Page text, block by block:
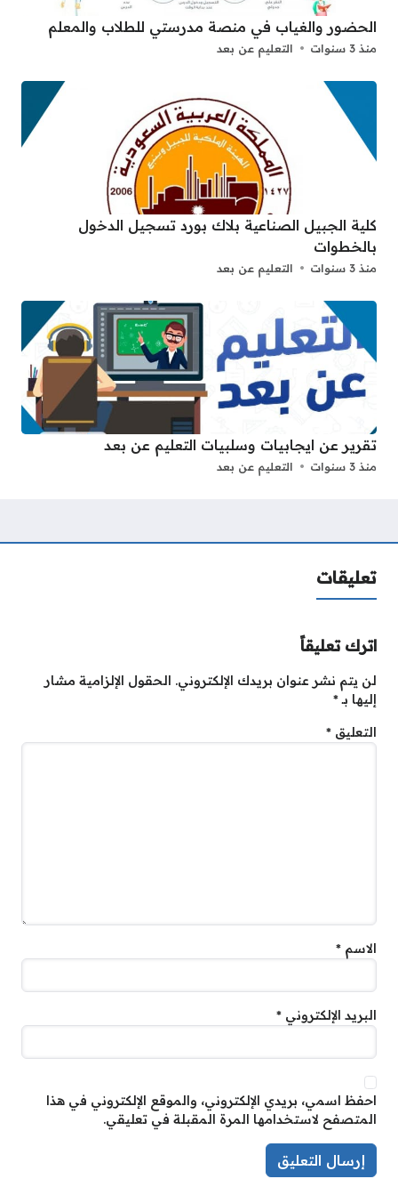
الحضور والغياب في منصة مدرستي للطلاب والمعلم
منذ 3 سنوات التعليم عن بعد
كلية الجبيل الصناعية بلاك بورد تسجيل الدخول
بالخطوات
منذ 3 سنوات التعليم عن بعد
تقرير عن ايجابيات وسلبيات التعليم عن بعد
منذ 3 سنوات التعليم عن بعد
تعليقات
اترك تعليقاً
لن يتم نشر عنوان بريدك الإلكتروني. الحقول الإلزامية مشار
إليها بـ*
التعليق *
الاسم *
البريد الإلكتروني *
احفظ اسمي، بريدي الإلكتروني، والموقع الإلكتروني في هذا
المتصفح لاستخدامها المرة المقبلة في تعليقي.